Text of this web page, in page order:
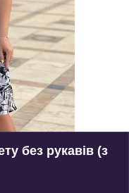
без рукавів (з